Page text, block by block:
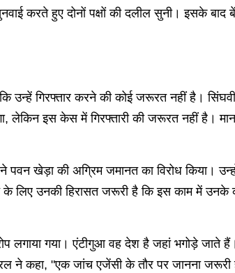
करते हुए दोनों पक्षों की दलील सुनी। इसके
उन्हें गिरफ्तार करने की कोई जरूरत नहीं है।
लेकिन इस केस में गिरफ्तारी की जरूरत नहीं है।
खेड़ा की अग्रिम जमानत का विरोध किया।
के लिए उनकी हिरासत जरूरी है कि इस काम में
लगाया गया। एंटीगुआ वह देश है जहां भगोड़े जाते
ने कहा, "एक जांच एजेंसी के तौर पर जानना